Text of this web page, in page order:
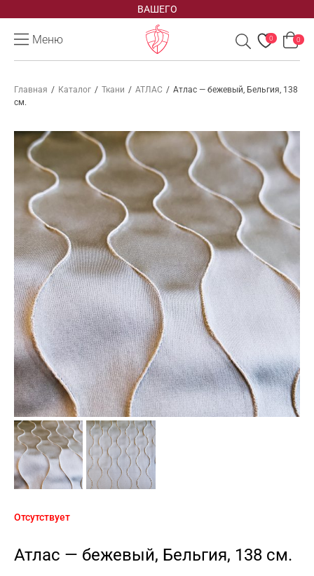
ВАШЕГО
Меню 0 0
Главная / Каталог / Ткани / АТЛАС / Атлас — бежевый, Бельгия, 138
см.
Отсутствует
Атлас — бежевый, Бельгия, 138 см.